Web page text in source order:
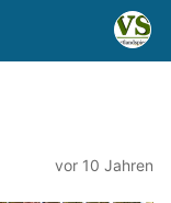
vor 10 Jahren